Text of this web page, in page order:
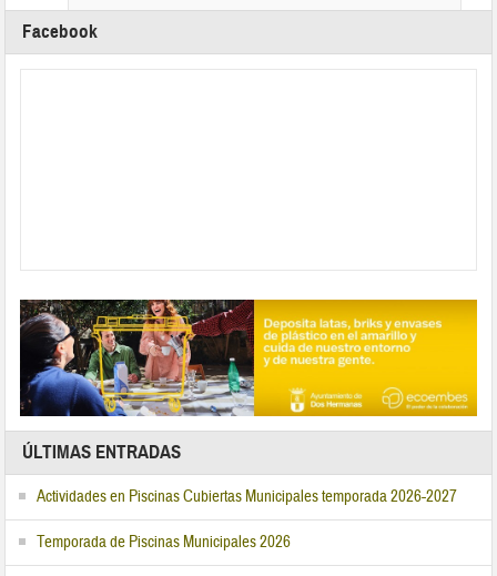
Facebook
ÚLTIMAS ENTRADAS
Actividades en Piscinas Cubiertas Municipales temporada 2026-2027
Temporada de Piscinas Municipales 2026